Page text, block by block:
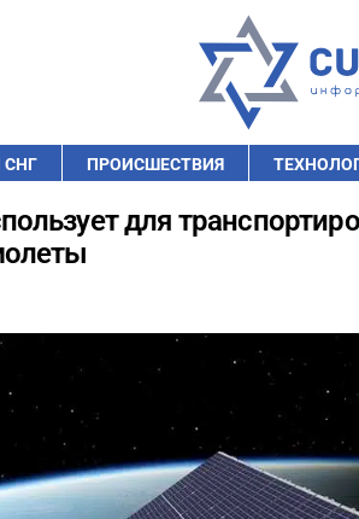
СНГ ПРОИСШЕСТВИЯ
для